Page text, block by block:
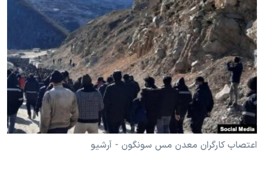
فرهنگ و زندگی
حقوق شهروندی
اقتصادی
علم و فناوری
اسرائیل در جنگ
گالری عکس
آرشیو پخش زنده
مستندها
انتخابات ریاست جمهوری آمریکا ۲۰۲۴
حمله جمهوری اسلامی به اسرائیل
رمز مهسا
ورزش زنان در ایران
اعتراضات زن، زندگی، آزادی
مجموعه مستندهای دادخواهی
دنبال کنید
زبانهای مختلف
اعتصاب کارگران معدن مس سونگون - آرشیو